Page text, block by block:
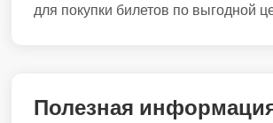
для покупки билетов по выгодной
Полезная